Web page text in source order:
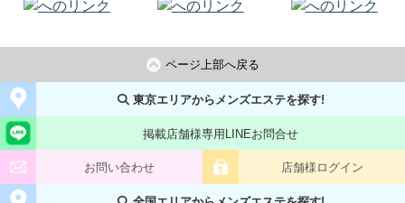
ページ上部へ戻る
東京エリアからメンズエステを探す!
掲載店舗様専用LINEお問合せ
お問い合わせ 店舗様ログイン